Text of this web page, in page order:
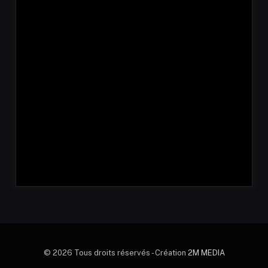
© 2026 Tous droits réservés - Création 2M MEDIA